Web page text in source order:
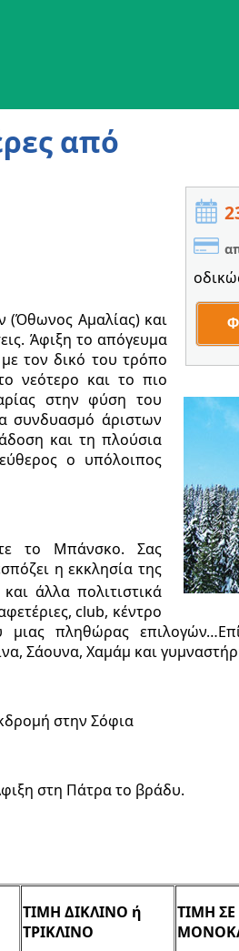
από
(Όθωνος Αμαλίας) και
Άφιξη το απόγευμα
τον δικό του τρόπο
νεότερο και το πιο
στην φύση του
συνδυασμό άριστων
και τη πλούσια
ο υπόλοιπος
το Μπάνσκο. Σας
η εκκλησία της
άλλα πολιτιστικά
club, κέντρο
μιας πληθώρας
Σάουνα, Χαμάμ και
στην Σόφια
στη Πάτρα το βράδυ.
ΤΙΜΗ ΔΙΚΛΙΝΟ ή
ΤΡΙΚΛΙΝΟ
ΤΙΜΗ ΣΕ